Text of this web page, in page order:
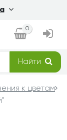
0
Найти
к цветам